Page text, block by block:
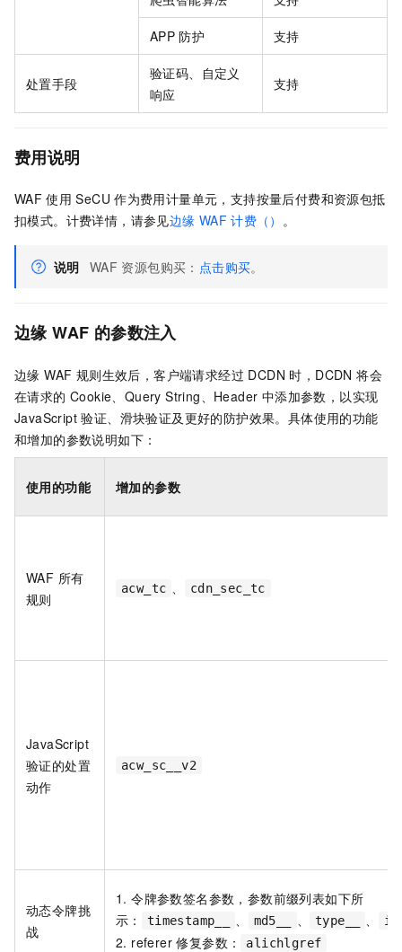
APP 防护 支持
处置手段
验证码、自定义
响应
支持
费用说明
WAF 使用 SeCU 作为费用计量单元，支持按量后付费和资源包抵
扣模式。计费详情，请参见边缘 WAF 计费（） 。
说明 WAF 资源包购买： 点击购买。
边缘 WAF 的参数注入
边缘 WAF 规则生效后，客户端请求经过 DCDN 时，DCDN 将会
在请求的 Cookie、Query String、Header 中添加参数，以实现
JavaScript 验证、滑块验证及更好的防护效果。具体使用的功能
和增加的参数说明如下：
使用的功能 增加的参数
WAF 所有
规则
acw_tc cdn_sec_tc
JavaScript
验证的处置
动作
acw_sc__v2
动态令牌挑
战
1. 令牌参数签名参数，参数前缀列表如下所
示：
timestamp__ md5__ type__
2. referer 修复参数： alichlgref